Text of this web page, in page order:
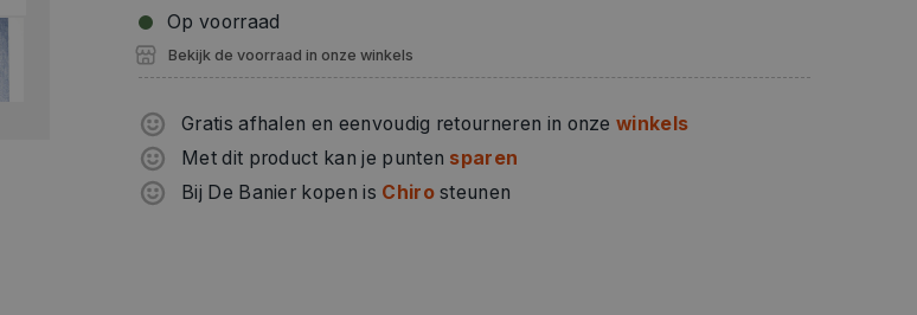
Op voorraad
Bekijk de voorraad in onze winkels
Gratis afhalen en eenvoudig retourneren in onzewinkels
Met dit product kan je punten sparen
Bij De Banier kopen is Chirosteunen